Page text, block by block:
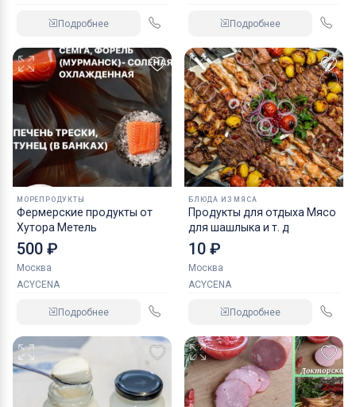
Подробнее Подробнее
МОРЕПРОДУКТЫ
Фермерские продукты от
Хутора Метель
500 ₽
Москва
ACYCENA
Подробнее
БЛЮДА ИЗ МЯСА
Продукты для отдыха Мясо
для шашлыка и т. д
10 ₽
Москва
ACYCENA
Подробнее